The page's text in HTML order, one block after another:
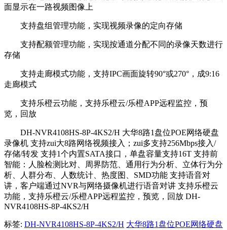
面显示在一路视频图像上
支持盘组管理功能，实现视频录像的定向存储
支持配额管理功能，实现按通道分配不同的录像天数进行
存储
支持走廊模式功能，支持IPC画面旋转90°或270°，成9:16
走廊模式
支持乐橙云功能，支持乐橙云/乐橙APP远程监控，预
览，回放
DH-NVR4108HS-8P-4KS2/H 大华8路1盘位POE网络硬盘
录像机 支持zui大8路网络视频接入；zui多支持256Mbps接入/
存储/转发 支持1个内置SATA接口，单盘容量支持16T 支持前
智能：人脸检测比对、周界防范、通用行为分析、立体行为分
析、人群分布、人数统计、热度图、SMD功能 支持语音对
讲，客户端通过NVR与网络摄像机进行语音对讲 支持乐橙云
功能，支持乐橙云/乐橙APP远程监控，预览，回放 DH-
NVR4108HS-8P-4KS2/H
标签: DH-NVR4108HS-8P-4KS2/H 大华8路1盘位POE网络硬盘